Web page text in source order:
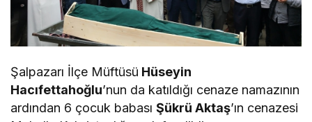
Şalpazarı İlçe Müftüsü Hüseyin
Hacıfettahoğlu’nun da katıldığı cenaze namazının
ardından 6 çocuk babasıŞükrü Aktaş’ın cenazesi